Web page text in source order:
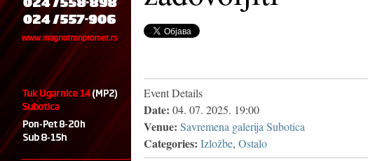
Event Details
Date: 04. 07. 2025. 19:00
Venue: Savremena galerija Subotica
Categories: Izložbe, Ostalo